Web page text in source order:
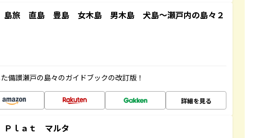
島旅 直島 豊島 女木島 男木島 犬島～瀬戸内の島々２
備讃瀬戸の島々のガイドブックの改訂版！
詳細を見る
ｌａｔ マルタ